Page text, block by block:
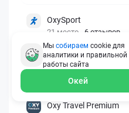
OxySport
21 место 6 отзывов
ERGO AXA
Oxy Travel Premium
Мы собираем cookie для
аналитики и правильной
работы сайта
Окей